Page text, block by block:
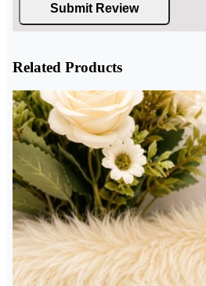
Submit Review
Related Products